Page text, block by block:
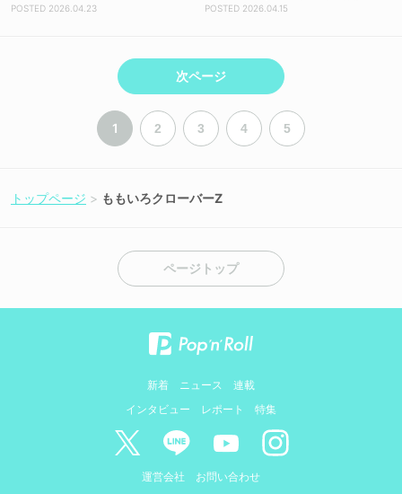
2026.04.23 2026.04.15
次ページ
1 2 3 4 5
トップページ ももいろクローバーZ
ページトップ
新着 ニュース
連載
インタビュー
レポート 特集
運営会社 お問い合わせ